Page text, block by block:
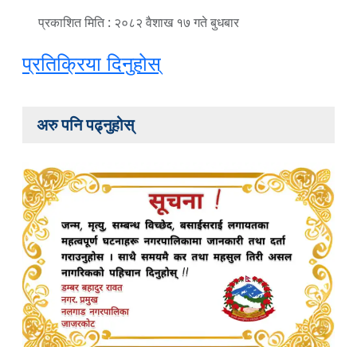
प्रकाशित मिति : २०८२ वैशाख १७ गते बुधबार
प्रतिक्रिया दिनुहोस्
अरु पनि पढ्नुहोस्